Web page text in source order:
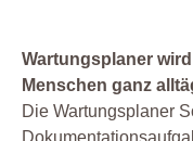
Wartungsplaner
Menschen ganz
Die Wartungsplaner